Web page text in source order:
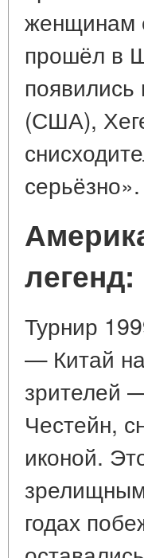
женщинам
прошёл в
(США),
серьёзно».
легенд:
Турнир
— Китай
зрителей
Честейн,
иконой.
годах